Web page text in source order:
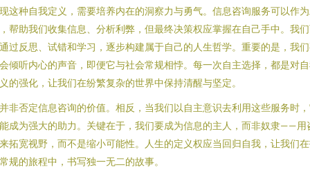
这种自我定义，需要培养内在的洞察力与勇气。信息咨询服务可以作
帮助我们收集信息、分析利弊，但最终决策权应掌握在自己手中。我
过反思、试错和学习，逐步构建属于自己的人生哲学。重要的是，我
倾听内心的声音，即便它与社会常规相悖。每一次自主选择，都是对
的强化，让我们在纷繁复杂的世界中保持清醒与坚定。
非否定信息咨询的价值。相反，当我们以自主意识去利用这些服务时
成为强大的助力。关键在于，我们要成为信息的主人，而非奴隶——用
拓宽视野，而不是缩小可能性。人生的定义权应当回归自我，让我们
规的旅程中，书写独一无二的故事。